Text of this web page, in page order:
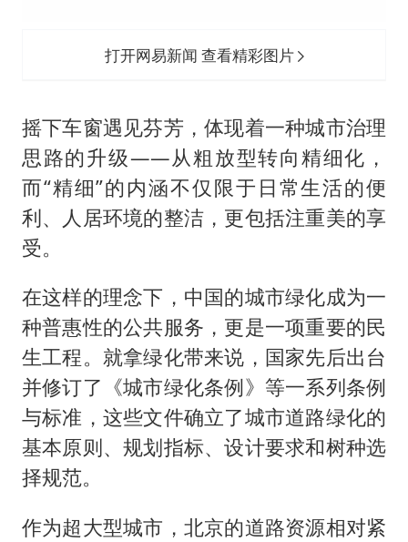
打开网易新闻 查看精彩图片
摇下车窗遇见芬芳，体现着一种城市治理
思路的升级——从粗放型转向精细化，
而“精细”的内涵不仅限于日常生活的便
利、人居环境的整洁，更包括注重美的享
受。
在这样的理念下，中国的城市绿化成为一
种普惠性的公共服务，更是一项重要的民
生工程。就拿绿化带来说，国家先后出台
并修订了《城市绿化条例》等一系列条例
与标准，这些文件确立了城市道路绿化的
基本原则、规划指标、设计要求和树种选
择规范。
作为超大型城市，北京的道路资源相对紧